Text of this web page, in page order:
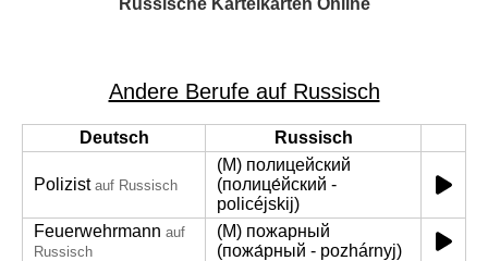
Russische Karteikarten Online
Andere Berufe auf Russisch
Deutsch Russisch
Polizist auf Russisch
(M) полицейский
(полице́йский -
policéjskij)
Feuerwehrmann auf
Russisch
(M) пожарный
(пожа́рный - pozhárnyj)